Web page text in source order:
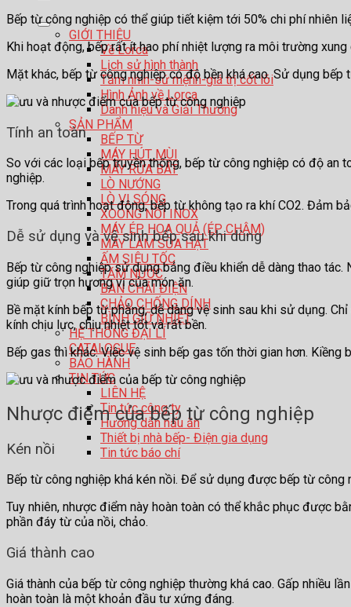
GIỚI THIỆU
Về Lorca
Lịch sử hình thành
Tầm nhìn-sứ mệnh-giá trị cốt lõi
Hình Ảnh về Lorca
Danh hiệu và Giải Thưởng
SẢN PHẨM
BẾP TỪ
MÁY HÚT MÙI
MÁY RỬA BÁT
LÒ NƯỚNG
LÒ VI SÓNG
XOONG NỒI INOX
MÁY ÉP HOA QUẢ (ÉP CHẬM)
MÁY LÀM SỮA HẠT
ẤM SIÊU TỐC
TĂM NƯỚC
BÀN CHẢI ĐIỆN
CHẢO CHỐNG DÍNH
BÌNH GIỮ NHIỆT
HỆ THỐNG ĐẠI LÍ
CATALOGUE
BẢO HÀNH
TIN TỨC
LIÊN HỆ
Tin tức công ty
Hướng dẫn nấu ăn
Thiết bị nhà bếp- Điện gia dụng
Tin tức báo chí
Bếp từ công nghiệp có thể giúp tiết kiệm tới 50% chi phí nhiên
Khi hoạt động, bếp rất ít hao phí nhiệt lượng ra môi trường
Mặt khác, bếp từ công nghiệp có độ bền khá cao. Sử dụng
Tính an toàn
So với các loại bếp truyền thống, bếp từ công nghiệp có độ an
nghiệp.
Trong quá trình hoạt động, bếp từ không tạo ra khí CO2. Đảm
Dễ sử dụng và vệ sinh bếp sau khi dùng
Bếp từ công nghiệp sử dụng bảng điều khiển dễ dàng thao
giúp giữ trọn hương vị của món ăn.
Bề mặt kính bếp từ phẳng, dễ dàng vệ sinh sau khi sử dụng.
kính chịu lực, chịu nhiệt tốt và rất bền.
Bếp gas thì khác. Việc vệ sinh bếp gas tốn thời gian hơn.
Nhược điểm của bếp từ công nghiệp
Kén nồi
Bếp từ công nghiệp khá kén nồi. Để sử dụng được bếp từ
Tuy nhiên, nhược điểm này hoàn toàn có thể khắc phục được
phần đáy từ của nồi, chảo.
Giá thành cao
Giá thành của bếp từ công nghiệp thường khá cao. Gấp nhiều
hoàn toàn là một khoản đầu tư xứng đáng.